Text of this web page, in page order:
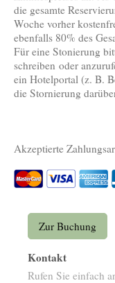
die gesamte
Woche vorher
ebenfalls 80% des
Für eine Stonierung
schreiben oder
ein Hotelportal (z. B.
die Stornierung
Akzeptierte
Zur Buchung
Kontakt
Rufen Sie einfach